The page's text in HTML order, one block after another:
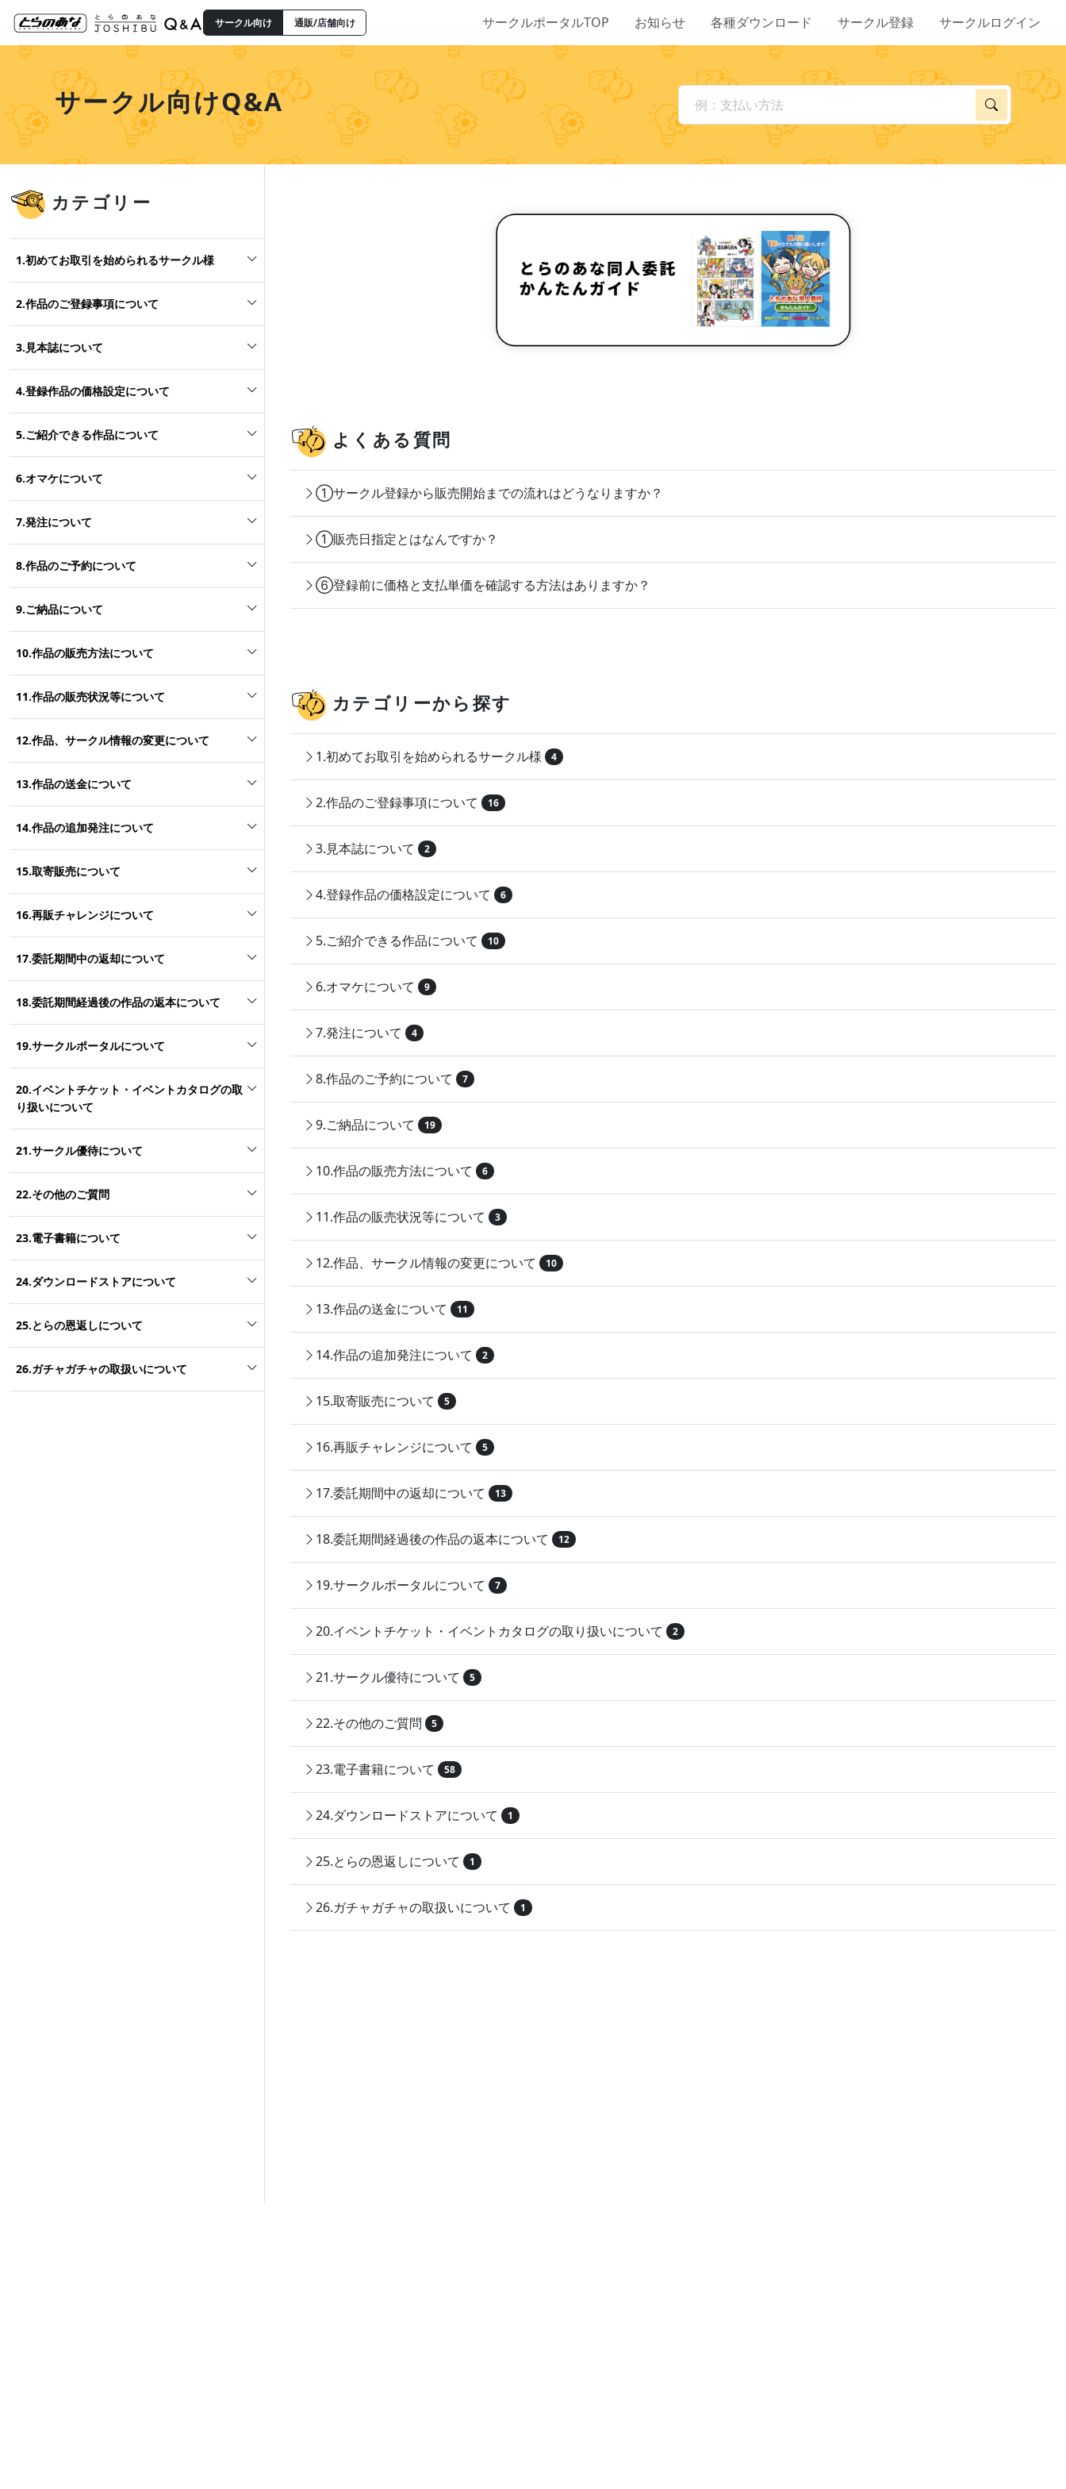
サークル向け 通販/店舗向け サークルポータルTOP お知らせ 各種ダウンロード サークル登録 サークルログイン
サークル向けQ&A
カテゴリー
1.初めてお取引を始められるサークル様
2.作品のご登録事項について
3.見本誌について
4.登録作品の価格設定について
5.ご紹介できる作品について
6.オマケについて
7.発注について
8.作品のご予約について
9.ご納品について
10.作品の販売方法について
11.作品の販売状況等について
12.作品、サークル情報の変更について
13.作品の送金について
14.作品の追加発注について
15.取寄販売について
16.再販チャレンジについて
17.委託期間中の返却について
18.委託期間経過後の作品の返本について
19.サークルポータルについて
20.イベントチケット・イベントカタログの取
り扱いについて
21.サークル優待について
22.その他のご質問
23.電子書籍について
24.ダウンロードストアについて
25.とらの恩返しについて
26.ガチャガチャの取扱いについて
よくある質問
①サークル登録から販売開始までの流れはどうなりますか？
①販売日指定とはなんですか？
⑥登録前に価格と支払単価を確認する方法はありますか？
カテゴリーから探す
1.初めてお取引を始められるサークル様 4
2.作品のご登録事項について 16
3.見本誌について 2
4.登録作品の価格設定について 6
5.ご紹介できる作品について 10
6.オマケについて 9
7.発注について 4
8.作品のご予約について 7
9.ご納品について 19
10.作品の販売方法について 6
11.作品の販売状況等について 3
12.作品、サークル情報の変更について 10
13.作品の送金について 11
14.作品の追加発注について 2
15.取寄販売について 5
16.再販チャレンジについて 5
17.委託期間中の返却について 13
18.委託期間経過後の作品の返本について 12
19.サークルポータルについて 7
20.イベントチケット・イベントカタログの取り扱いについて 2
21.サークル優待について 5
22.その他のご質問 5
23.電子書籍について 58
24.ダウンロードストアについて 1
25.とらの恩返しについて 1
26.ガチャガチャの取扱いについて 1